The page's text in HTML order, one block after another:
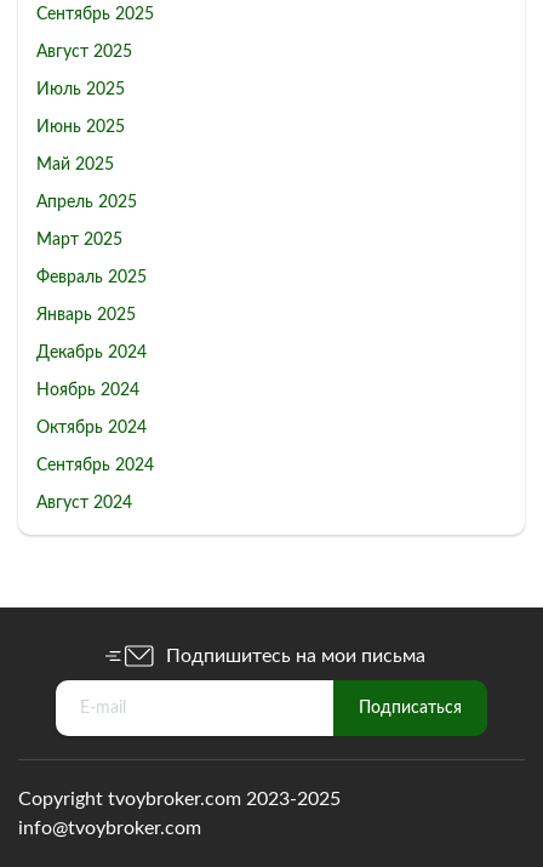
Сентябрь 2025
Август 2025
Июль 2025
Июнь 2025
Май 2025
Апрель 2025
Март 2025
Февраль 2025
Январь 2025
Декабрь 2024
Ноябрь 2024
Октябрь 2024
Сентябрь 2024
Август 2024
Подпишитесь на мои письма
Copyright tvoybroker.com 2023-2025
info@tvoybroker.com